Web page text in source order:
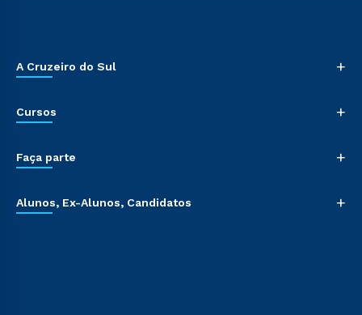
A Cruzeiro do Sul +
Cursos +
Faça parte +
Alunos, Ex-Alunos, Candidatos +